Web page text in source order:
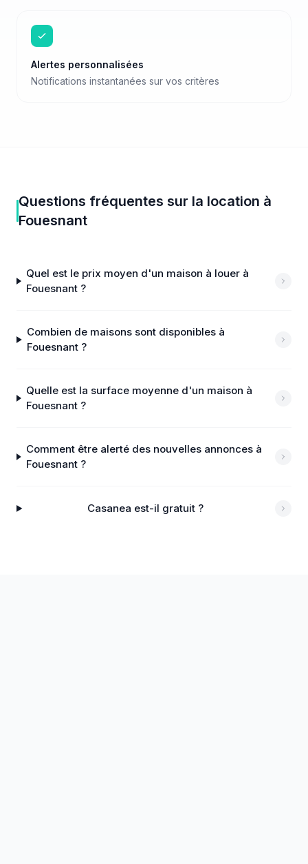
Alertes personnalisées
Notifications instantanées sur vos critères
Questions fréquentes sur la location à
Fouesnant
Quel est le prix moyen d'un maison à louer à
Fouesnant ?
Combien de maisons sont disponibles à
Fouesnant ?
Quelle est la surface moyenne d'un maison à
Fouesnant ?
Comment être alerté des nouvelles annonces à
Fouesnant ?
Casanea est-il gratuit ?